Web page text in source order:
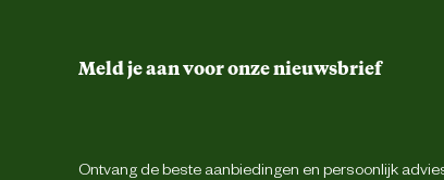
Technologische eigenschappen
Meld je aan voor onze nieuwsbrief
Ontvang de beste aanbiedingen en persoonlijk